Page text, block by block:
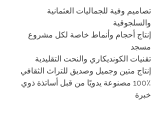
تصاميم وفية للجماليات العثمانية
والسلجوقية
إنتاج أحجام وأنماط خاصة لكل مشروع
مسجد
تقنيات الكونديكاري والنحت التقليدية
إنتاج متين وجميل وصديق للتراث الثقافي
100٪ مصنوعة يدويًا من قبل أساتذة ذوي
خبرة